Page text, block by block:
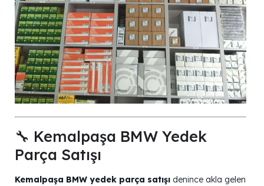
🔧 Kemalpaşa BMW Yedek
Parça Satışı
Kemalpaşa BMW yedek parça satışı denince akla gelen